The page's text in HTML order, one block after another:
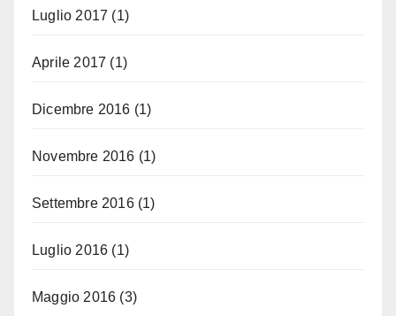
Luglio 2017 (1)
Aprile 2017 (1)
Dicembre 2016 (1)
Novembre 2016 (1)
Settembre 2016(1)
Luglio 2016 (1)
Maggio 2016 (3)